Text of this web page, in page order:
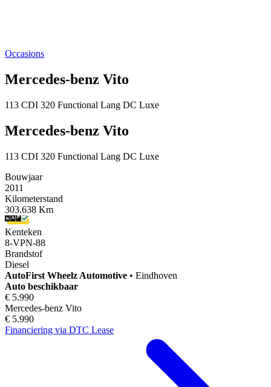
Occasions
Mercedes-benz Vito
113 CDI 320 Functional Lang DC Luxe
Mercedes-benz Vito
113 CDI 320 Functional Lang DC Luxe
Bouwjaar
2011
Kilometerstand
303.638 Km
Kenteken
8-VPN-88
Brandstof
Diesel
AutoFirst Wheelz Automotive • Eindhoven
Auto beschikbaar
€ 5.990
Mercedes-benz Vito
€ 5.990
Financiering via DTC Lease